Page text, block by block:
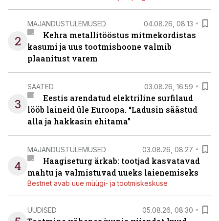
2
MAJANDUSTULEMUSED 04.08.26, 08:13
Kehra metallitööstus mitmekordistas
kasumi ja uus tootmishoone valmib
plaanitust varem
3
SAATED 03.08.26, 16:59
Eestis arendatud elektriline surfilaud
lööb laineid üle Euroopa. “Ladusin säästud
alla ja hakkasin ehitama”
4
MAJANDUSTULEMUSED 03.08.26, 08:27
Haagiseturg ärkab: tootjad kasvatavad
mahtu ja valmistuvad uueks laienemiseks
Bestnet avab uue müügi- ja tootmiskeskuse
UUDISED 05.08.26, 08:30